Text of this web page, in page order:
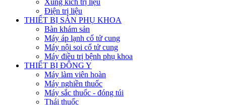
Xung kích trị liệu
Điện trị liệu
THIẾT BỊ SẢN PHỤ KHOA
Bàn khám sản
Máy áp lạnh cổ tử cung
Máy nội soi cổ tử cung
Máy điều trị bệnh phụ khoa
THIẾT BỊ ĐÔNG Y
Máy làm viên hoàn
Máy nghiền thuốc
Máy sắc thuốc - đóng túi
Thái thuốc